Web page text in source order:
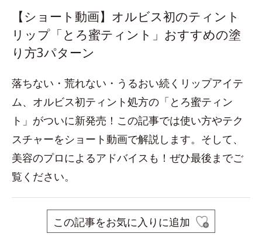
【ショート動画】オルビス初のティント
リップ「とろ蜜ティント」おすすめの塗
り方3パターン
落ちない・荒れない・うるおい続くリップアイテ
ム、オルビス初ティント処方の「とろ蜜ティン
ト」がついに新発売！この記事では使い方やテク
スチャーをショート動画で解説します。そして、
美容のプロによるアドバイスも！ぜひ最後までご
覧ください。
この記事をお気に入りに追加